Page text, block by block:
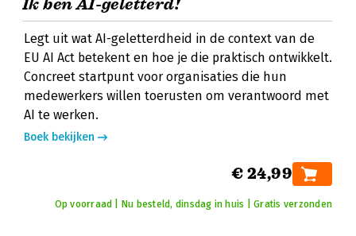
Ik ben AI-geletterd!
Legt uit wat AI-geletterdheid in de context van de
EU AI Act betekent en hoe je die praktisch ontwikkelt.
Concreet startpunt voor organisaties die hun
medewerkers willen toerusten om verantwoord met
AI te werken.
Boek bekijken
€ 24,99
Op voorraad | Nu besteld, dinsdag in huis | Gratis verzonden